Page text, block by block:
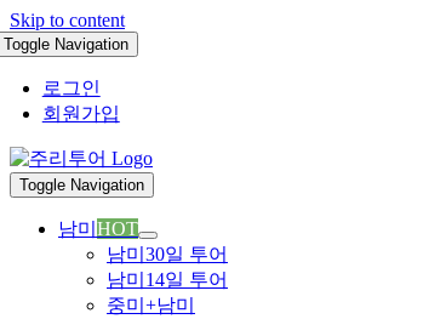
Skip to content
Toggle Navigation
로그인
회원가입
Toggle Navigation
남미 HOT
남미30일 투어
남미14일 투어
중미+남미